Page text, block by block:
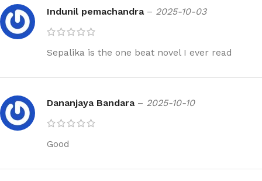
Indunil pemachandra – 2025-10-03
Sepalika is the one beat novel I ever read
Dananjaya Bandara – 2025-10-10
Good